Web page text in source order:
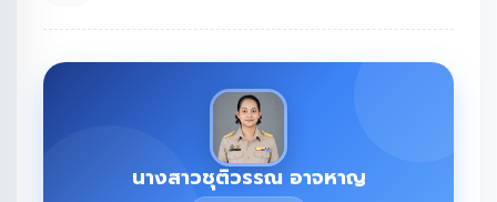
นางสาวชุติวรรณ อาจหาญ